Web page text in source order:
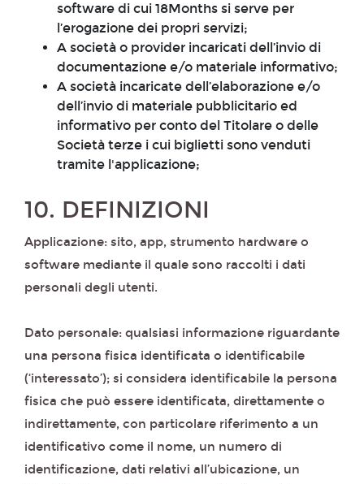
software di cui 18Months si serve per
l’erogazione dei propri servizi;
A società o provider incaricati dell’invio di
documentazione e/o materiale informativo;
A società incaricate dell’elaborazione e/o
dell’invio di materiale pubblicitario ed
informativo per conto del Titolare o delle
Società terze i cui biglietti sono venduti
tramite l'applicazione;
10. DEFINIZIONI
Applicazione: sito, app, strumento hardware o
software mediante il quale sono raccolti i dati
personali degli utenti.
Dato personale: qualsiasi informazione riguardante
una persona fisica identificata o identificabile
(‘interessato’); si considera identificabile la persona
fisica che può essere identificata, direttamente o
indirettamente, con particolare riferimento a un
identificativo come il nome, un numero di
identificazione, dati relativi all’ubicazione, un